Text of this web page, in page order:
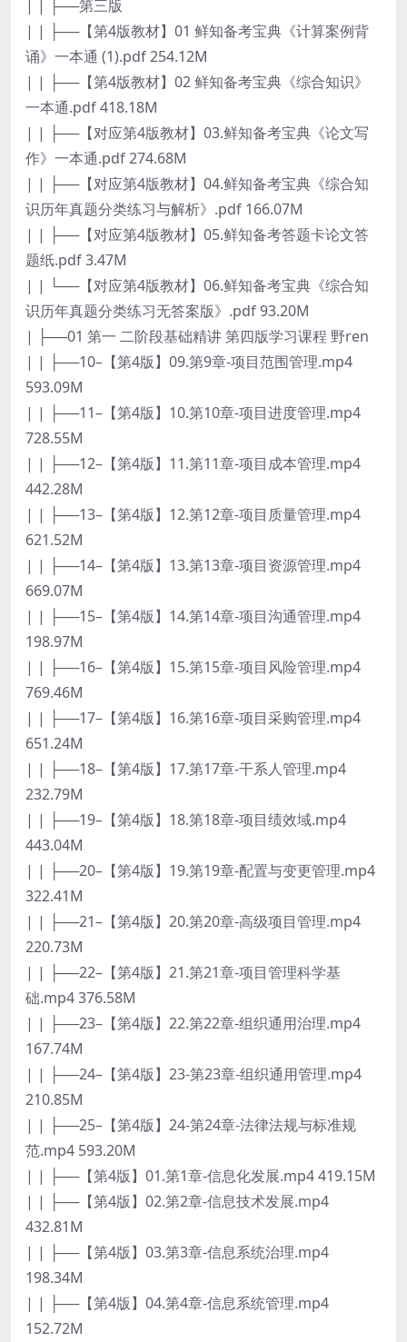
| | ├──第三版
| | ├──【第4版教材】01 鲜知备考宝典《计算案例背
诵》一本通 (1).pdf 254.12M
| | ├──【第4版教材】02 鲜知备考宝典《综合知识》
一本通.pdf 418.18M
| | ├──【对应第4版教材】03.鲜知备考宝典《论文写
作》一本通.pdf 274.68M
| | ├──【对应第4版教材】04.鲜知备考宝典《综合知
识历年真题分类练习与解析》.pdf 166.07M
| | ├──【对应第4版教材】05.鲜知备考答题卡论文答
题纸.pdf 3.47M
| | └──【对应第4版教材】06.鲜知备考宝典《综合知
识历年真题分类练习无答案版》.pdf 93.20M
| ├──01 第一 二阶段基础精讲 第四版学习课程 野ren
| | ├──10–【第4版】09.第9章-项目范围管理.mp4
593.09M
| | ├──11–【第4版】10.第10章-项目进度管理.mp4
728.55M
| | ├──12–【第4版】11.第11章-项目成本管理.mp4
442.28M
| | ├──13–【第4版】12.第12章-项目质量管理.mp4
621.52M
| | ├──14–【第4版】13.第13章-项目资源管理.mp4
669.07M
| | ├──15–【第4版】14.第14章-项目沟通管理.mp4
198.97M
| | ├──16–【第4版】15.第15章-项目风险管理.mp4
769.46M
| | ├──17–【第4版】16.第16章-项目采购管理.mp4
651.24M
| | ├──18–【第4版】17.第17章-干系人管理.mp4
232.79M
| | ├──19–【第4版】18.第18章-项目绩效域.mp4
443.04M
| | ├──20–【第4版】19.第19章-配置与变更管理.mp4
322.41M
| | ├──21–【第4版】20.第20章-高级项目管理.mp4
220.73M
| | ├──22–【第4版】21.第21章-项目管理科学基
础.mp4 376.58M
| | ├──23–【第4版】22.第22章-组织通用治理.mp4
167.74M
| | ├──24–【第4版】23-第23章-组织通用管理.mp4
210.85M
| | ├──25–【第4版】24-第24章-法律法规与标准规
范.mp4 593.20M
| | ├──【第4版】01.第1章-信息化发展.mp4 419.15M
| | ├──【第4版】02.第2章-信息技术发展.mp4
432.81M
| | ├──【第4版】03.第3章-信息系统治理.mp4
198.34M
| | ├──【第4版】04.第4章-信息系统管理.mp4
152.72M